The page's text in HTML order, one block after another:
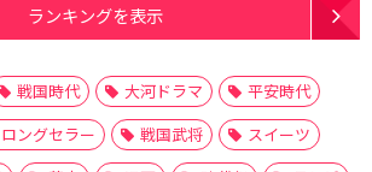
ランキングを表示
戦国時代 大河ドラマ
平安時代
ロングセラー 戦国武将
スイーツ